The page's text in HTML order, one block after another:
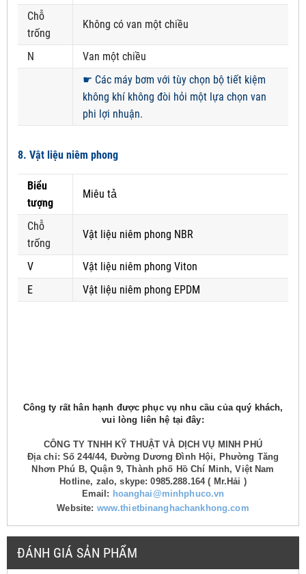
Chỗ
trống
Không có van một chiều
N
Van một chiều
☛ Các máy bơm với tùy chọn bộ tiết kiệm
không khí không đòi hỏi một lựa chọn van
phi lợi nhuận.
8. Vật liệu niêm phong
Biểu
tượng
Miêu tả
Chỗ
trống
Vật liệu niêm phong NBR
V
Vật liệu niêm phong Viton
E
Vật liệu niêm phong EPDM
Công ty rất hân hạnh được phục vụ nhu cầu của quý khách,
vui lòng liên hệ tại đây:
CÔNG TY TNHH KỸ THUẬT VÀ DỊCH VỤ MINH PHÚ
Địa chỉ: Số 244/44, Đường Dương Đình Hội, Phường Tăng
Nhơn Phú B, Quận 9, Thành phố Hồ Chí Minh, Việt Nam
Hotline, zalo, skype: 0985.288.164 ( Mr.Hải )
Email: hoanghai@minhphuco.vn
Website: www.thietbinanghachankhong.com
ĐÁNH GIÁ SẢN PHẨM